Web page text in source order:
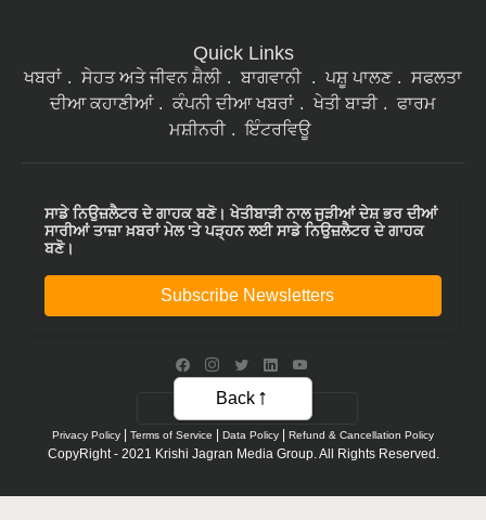
Quick Links
ਖਬਰਾਂ ਸੇਹਤ ਅਤੇ ਜੀਵਨ ਸ਼ੈਲੀ ਬਾਗਵਾਨੀ ਪਸ਼ੂ ਪਾਲਣ
ਸਫਲਤਾ
ਦੀਆ ਕਹਾਣੀਆਂ
ਕੰਪਨੀ ਦੀਆ ਖਬਰਾਂ ਖੇਤੀ ਬਾੜੀ
ਫਾਰਮ
ਮਸ਼ੀਨਰੀ
ਇੰਟਰਵਿਊ
ਸਾਡੇ ਨਿਉਜ਼ਲੈਟਰ ਦੇ ਗਾਹਕ ਬਣੋ। ਖੇਤੀਬਾੜੀ ਨਾਲ ਜੁੜੀਆਂ ਦੇਸ਼ ਭਰ ਦੀਆਂ
ਸਾਰੀਆਂ ਤਾਜ਼ਾ ਖ਼ਬਰਾਂ ਮੇਲ 'ਤੇ ਪੜ੍ਹਨ ਲਈ ਸਾਡੇ ਨਿਉਜ਼ਲੈਟਰ ਦੇ ਗਾਹਕ
ਬਣੋ।
Subscribe Newsletters
Privacy Policy | Terms of Service | Data Policy | Refund & Cancellation Policy
CopyRight - 2021 Krishi Jagran Media Group. All Rights Reserved.
Back